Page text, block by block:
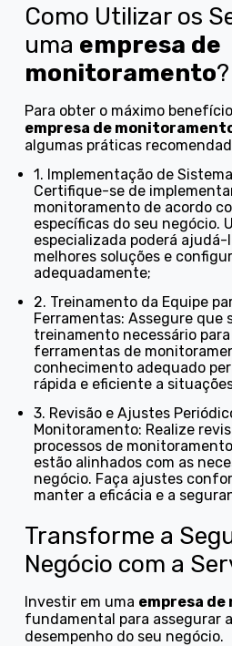
Como Utilizar os
uma empresa de
monitoramento?
Para obter o máximo
empresa de
algumas práticas
1. Implementação de Sistemas de Monitoramento:
Certifique-se de
monitoramento de acordo
específicas do seu negócio.
especializada poderá ajudá-
melhores soluções e
adequadamente;
2. Treinamento da Equipe para Melhor Uso das
Ferramentas: Assegure que
treinamento necessário
ferramentas de
conhecimento adequado
rápida e eficiente a
3. Revisão e Ajustes Periódicos nos Processos de
Monitoramento: Realize
processos de
estão alinhados com as
negócio. Faça ajustes
manter a eficácia e a
Transforme a
Negócio com a
Investir em uma empresa
fundamental para assegurar
desempenho do seu negócio.